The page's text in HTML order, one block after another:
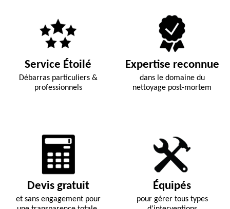
Service Étoilé
Débarras particuliers &
professionnels
Expertise reconnue
dans le domaine du
nettoyage post-mortem
Devis gratuit
et sans engagement pour
Équipés
pour gérer tous types